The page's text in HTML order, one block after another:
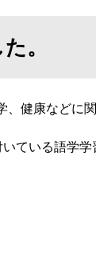
。
健康などに
ている語学学